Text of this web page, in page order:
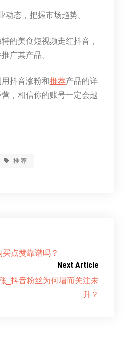
动态，把握市场趋势。
特的美食短视频走红抖音，
广其产品。
抖音涨粉和推荐产品的详
，相信你的账号一定会越
推荐
点赞靠谱吗？
Next Article
_抖音粉丝为何增而关注未
升？